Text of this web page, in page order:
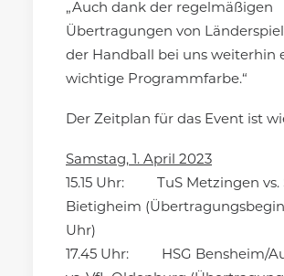
„Auch dank der regelmäßigen
Übertragungen von
der Handball bei uns weiterhin
wichtige Programmfarbe.“
Der Zeitplan für das Event ist
Samstag, 1. April 2023
15.15 Uhr: TuS Metzingen vs.
Bietigheim
Uhr)
17.45 Uhr: HSG Bensheim/